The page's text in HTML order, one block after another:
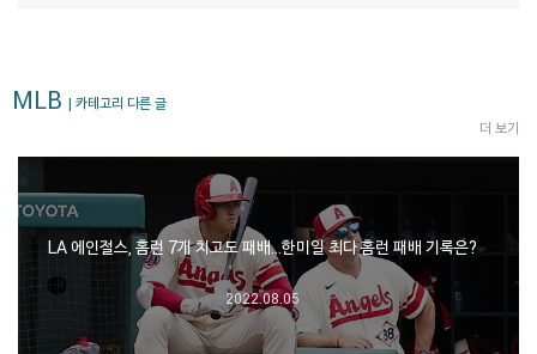
MLB | 카테고리 다른 글
더 보기
LA 에인절스, 홈런 7개 치고도 패배…한미일 최다 홈런 패배 기록은?
2022.08.05